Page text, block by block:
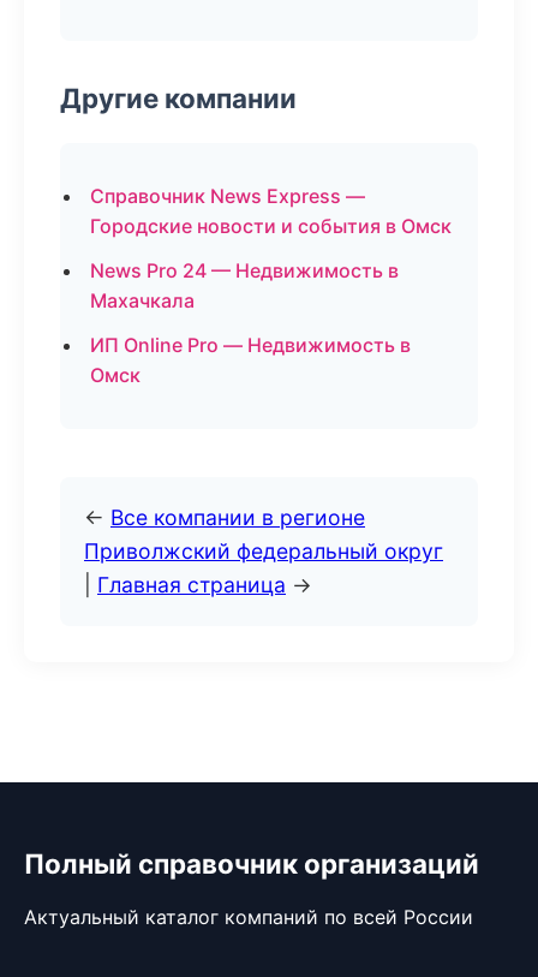
Другие компании
Справочник News Express —
Городские новости и события в Омск
News Pro 24 — Недвижимость в
Махачкала
ИП Online Pro — Недвижимость в
Омск
← Все компании в регионе
Приволжский федеральный округ
Главная страница →
Полный справочник организаций
Актуальный каталог компаний по всей России